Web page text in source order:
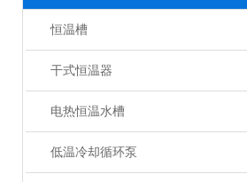
恒温槽
干式恒温器
电热恒温水槽
低温冷却循环泵